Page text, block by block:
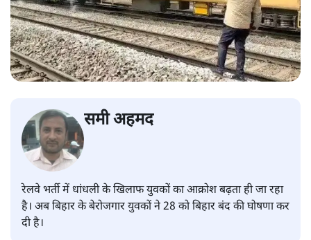
समी अहमद
रेलवे भर्ती में धांधली के खिलाफ युवकों का आक्रोश बढ़ता ही जा रहा
है। अब बिहार के बेरोजगार युवकों ने 28 को बिहार बंद की घोषणा कर
दी है।